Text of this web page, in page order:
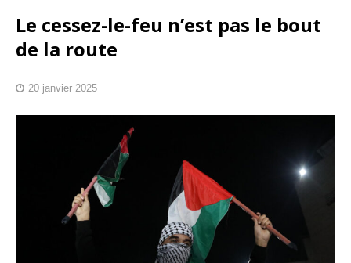
Le cessez-le-feu n’est pas le bout
de la route
20 janvier 2025